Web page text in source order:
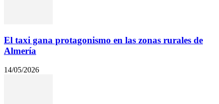
El taxi gana protagonismo en las zonas rurales de
Almería
14/05/2026